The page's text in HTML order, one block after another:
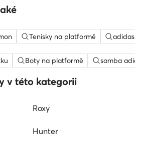
Tenisky na platformě adidas
Boty na platformě samba
v této kategorii
Roxy
Hunter